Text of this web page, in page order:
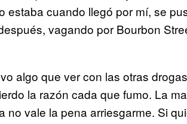
estaba cuando llegó por mí, se
vagando por Bourbon
algo que ver con las otras
la razón cada que fumo. La
no vale la pena arriesgarme. Si